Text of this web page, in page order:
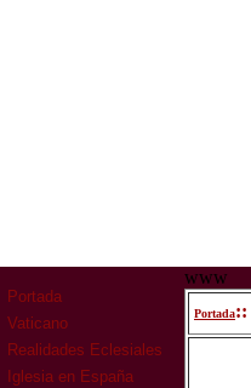
Portada
Vaticano
Realidades Eclesiales
Iglesia en España
www
Portada::